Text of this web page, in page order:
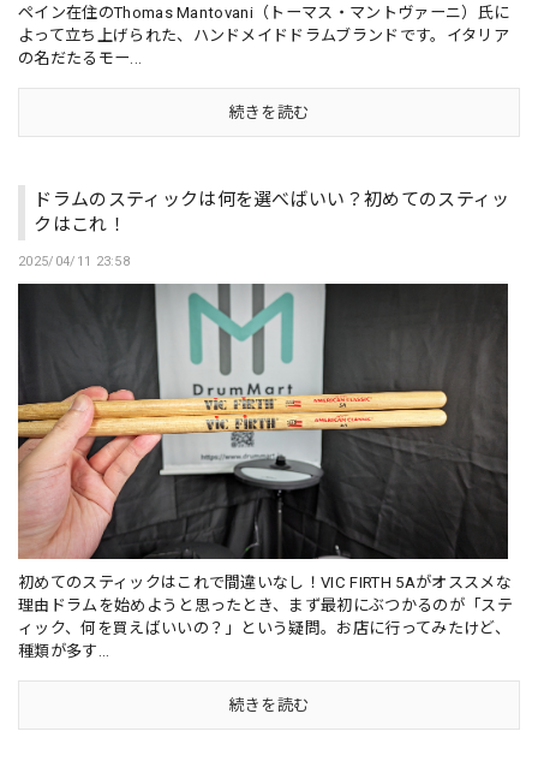
ペイン在住のThomas Mantovani（トーマス・マントヴァーニ）氏に
よって立ち上げられた、ハンドメイドドラムブランドです。イタリア
の名だたるモー...
続きを読む
ドラムのスティックは何を選べばいい？初めてのスティッ
クはこれ！
2025/04/11 23:58
初めてのスティックはこれで間違いなし！VIC FIRTH 5Aがオススメな
理由ドラムを始めようと思ったとき、まず最初にぶつかるのが「ステ
ィック、何を買えばいいの？」という疑問。お店に行ってみたけど、
種類が多す...
続きを読む